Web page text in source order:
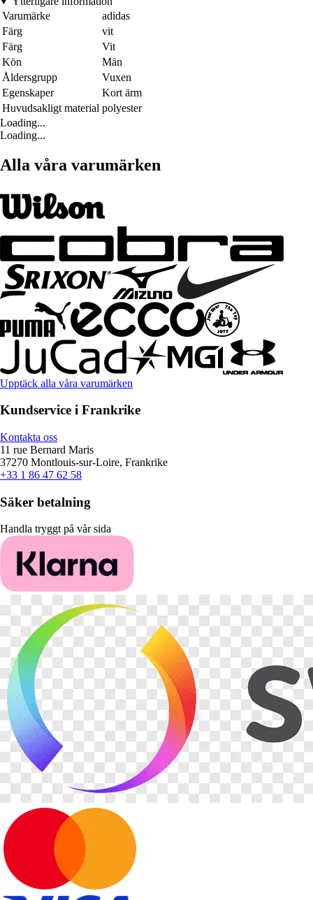
Varumärke
adidas
Färg
vit
Färg
Vit
Kön
Män
Åldersgrupp
Vuxen
Egenskaper
Kort ärm
Huvudsakligt material polyester
Loading...
Loading...
Alla våra varumärken
Upptäck alla våra varumärken
Kundservice i Frankrike
Kontakta oss
11 rue Bernard Maris
37270 Montlouis-sur-Loire, Frankrike
+33 1 86 47 62 58
Säker betalning
Handla tryggt på vår sida